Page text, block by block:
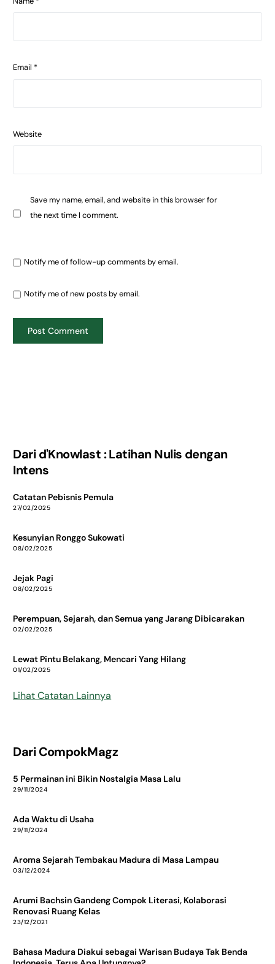
Email *
Website
Save my name, email, and website in this browser for
the next time I comment.
Notify me of follow-up comments by email.
Notify me of new posts by email.
Dari d'Knowlast : Latihan Nulis dengan
Intens
Catatan Pebisnis Pemula
27/02/2025
Kesunyian Ronggo Sukowati
08/02/2025
Jejak Pagi
08/02/2025
Perempuan, Sejarah, dan Semua yang Jarang Dibicarakan
02/02/2025
Lewat Pintu Belakang, Mencari Yang Hilang
01/02/2025
Lihat Catatan Lainnya
Dari CompokMagz
5 Permainan ini Bikin Nostalgia Masa Lalu
29/11/2024
Ada Waktu di Usaha
29/11/2024
Aroma Sejarah Tembakau Madura di Masa Lampau
03/12/2024
Arumi Bachsin Gandeng Compok Literasi, Kolaborasi
Renovasi Ruang Kelas
23/12/2021
Bahasa Madura Diakui sebagai Warisan Budaya Tak Benda